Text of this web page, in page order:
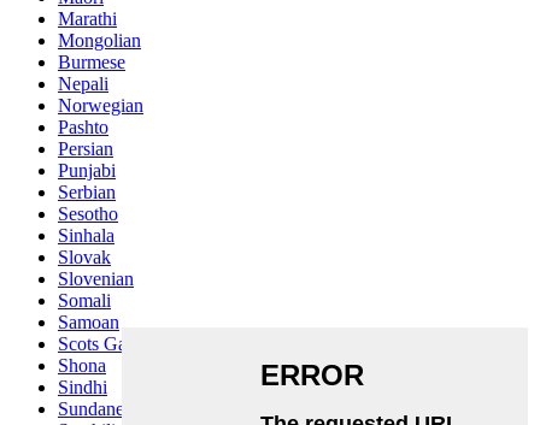
Marathi
Mongolian
Burmese
Nepali
Norwegian
Pashto
Persian
Punjabi
Serbian
Sesotho
Sinhala
Slovak
Slovenian
Somali
Samoan
Scots Gaelic
Shona
Sindhi
Sundanese